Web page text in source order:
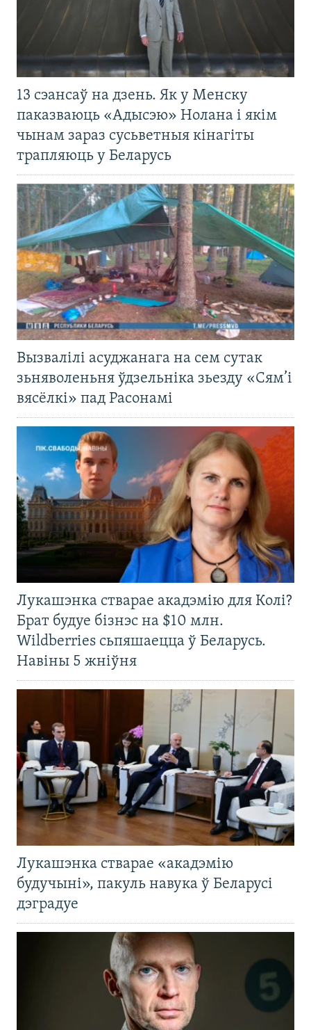
13 сэансаў на дзень. Як у Менску
паказваюць «Адысэю» Нолана і якім
чынам зараз сусьветныя кінагіты
трапляюць у Беларусь
Вызвалілі асуджанага на сем сутак
зьняволеньня ўдзельніка зьезду «Сям’і
вясёлкі» пад Расонамі
Лукашэнка стварае акадэмію для Колі?
Брат будуе бізнэс на $10 млн.
Wildberries сьпяшаецца ў Беларусь.
Навіны 5 жніўня
Лукашэнка стварае «акадэмію
будучыні», пакуль навука ў Беларусі
дэградуе